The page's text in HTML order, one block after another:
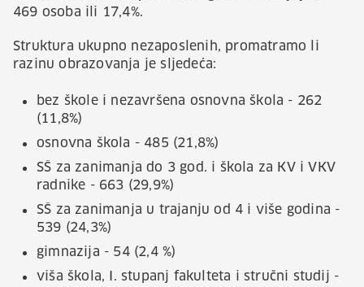
469 osoba ili 17,4%.
Struktura ukupno nezaposlenih, promatramo li
razinu obrazovanja je sljedeća:
bez škole i nezavršena osnovna škola - 262
(11,8%)
osnovna škola - 485 (21,8%)
SŠ za zanimanja do 3 god. i škola za KV i VKV
radnike - 663 (29,9%)
SŠ za zanimanja u trajanju od 4 i više godina -
539 (24,3%)
gimnazija - 54 (2,4 %)
viša škola, I. stupanj fakulteta i stručni studij -